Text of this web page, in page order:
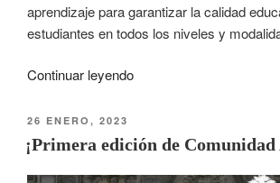
aprendizaje para garantizar la calidad
estudiantes en todos los niveles y
Continuar leyendo
26 ENERO, 2023
¡Primera edición de